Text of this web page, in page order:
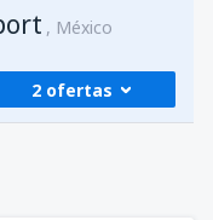
Córdova (MDE)
México
2 ofertas